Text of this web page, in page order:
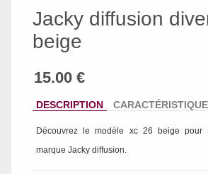
Jacky diffusion
beige
DESCRIPTION
Découvrez le modèle xc 26 beige pour
marque Jacky diffusion